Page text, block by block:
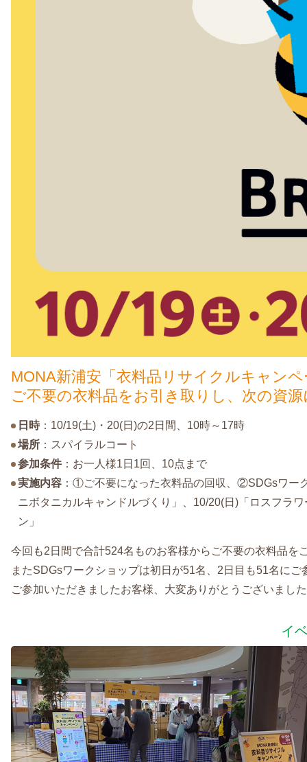
MONA新浦安「衣料品リサイクルキャン
ご不要の衣料品をお引き取りし、次の資
日時：10/19(土)・20(日)の2日間、10時～17時
場所 ：スパイラルコート
参加条件：お一人様1日1回、10点まで
実施内容 ：①ご不要になった衣料品の回収、②SDGsワ
ニボタニカルキャンドルづくり」、10/20(日)「ロスフラ
ン」
今回も2日間で合計524名ものお客様からご不要の衣料品を
またSDGsワークショップは初日が51名、2日目も51名にご
ご参加いただきましたお客様、大変ありがとうございまし
イ